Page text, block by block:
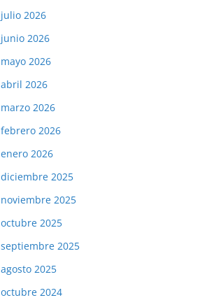
julio 2026
junio 2026
mayo 2026
abril 2026
marzo 2026
febrero 2026
enero 2026
diciembre 2025
noviembre 2025
octubre 2025
septiembre 2025
agosto 2025
octubre 2024